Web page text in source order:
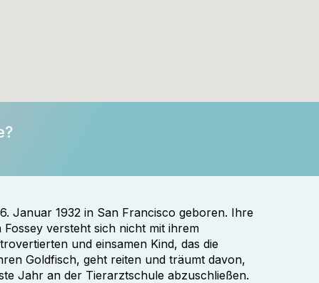
Januar 1932 in San Francisco geboren. Ihre
versteht sich nicht mit ihrem
und einsamen Kind, das die
Goldfisch, geht reiten und träumt davon,
Jahr an der Tierarztschule abzuschließen.